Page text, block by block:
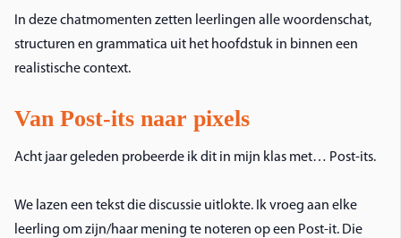
In deze chatmomenten zetten leerlingen alle woordenschat,
structuren en grammatica uit het hoofdstuk in binnen een
realistische context.
Van Post-its naar pixels
Acht jaar geleden probeerde ik dit in mijn klas met… Post-its.
We lazen een tekst die discussie uitlokte. Ik vroeg aan elke
leerling om zijn/haar mening te noteren op een Post-it. Die